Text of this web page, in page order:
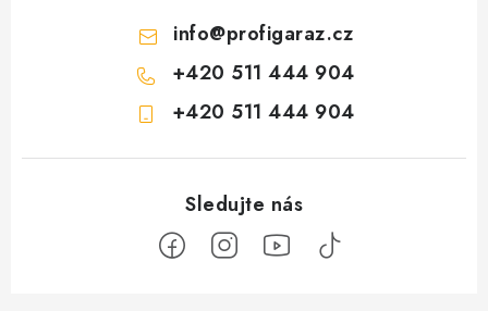
info@profigaraz.cz
+420 511 444 904
+420 511 444 904